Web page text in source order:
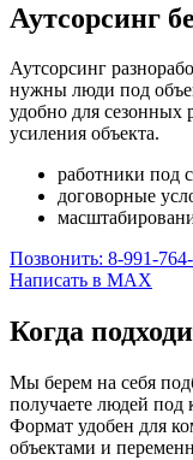
Аутсорсинг
Аутсорсинг
нужны люди под
удобно для сезонных
усиления объекта.
работники под
договорные
Позвонить: 8-991-
Написать в MAX
Когда
Мы берем на себя
получаете людей под
Формат удобен для
объектами и